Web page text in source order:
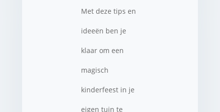
Met deze tips en
ideeën ben je
klaar om een
magisch
kinderfeest in je
eigen tuin te